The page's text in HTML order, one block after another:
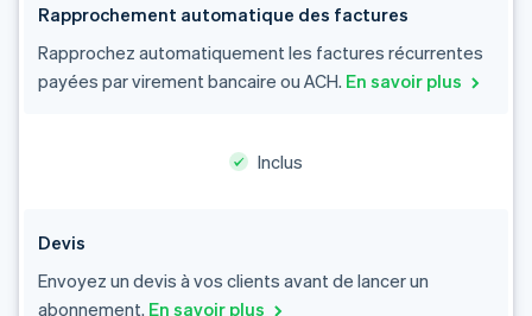
Rapprochement automatique des factures
Rapprochez automatiquement les factures récurrentes
payées par virement bancaire ou ACH. En savoir plus
Inclus
Devis
Envoyez un devis à vos clients avant de lancer un
abonnement. En savoir plus
Allemagne